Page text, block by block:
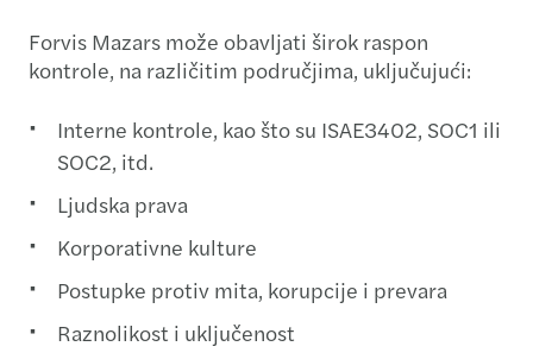
Forvis Mazars može obavljati širok raspon
kontrole, na različitim područjima, uključujući:
Interne kontrole, kao što su ISAE3402, SOC1 ili
SOC2, itd.
Ljudska prava
Korporativne kulture
Postupke protiv mita, korupcije i prevara
Raznolikost i uključenost